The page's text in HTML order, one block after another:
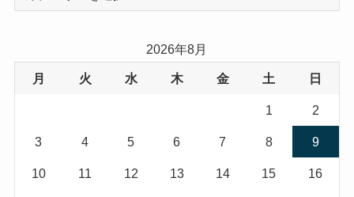
ー
2026年8月
月 火 水 木 金 土 日
1 2
3 4 5 6 7 8 9
10 11 12 13 14 15 16